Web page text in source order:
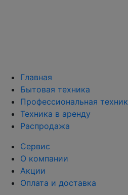
Главная
Бытовая техника
Профессиональная
Техника в аренду
Распродажа
Сервис
О компании
Акции
Оплата и доставка